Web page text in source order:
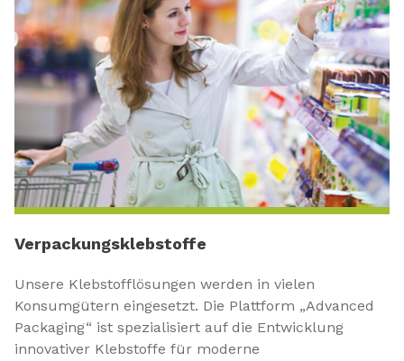
Verpackungsklebstoffe
Unsere Klebstofflösungen werden in vielen
Konsumgütern eingesetzt. Die Plattform „Advanced
Packaging“ ist spezialisiert auf die Entwicklung
innovativer Klebstoffe für moderne